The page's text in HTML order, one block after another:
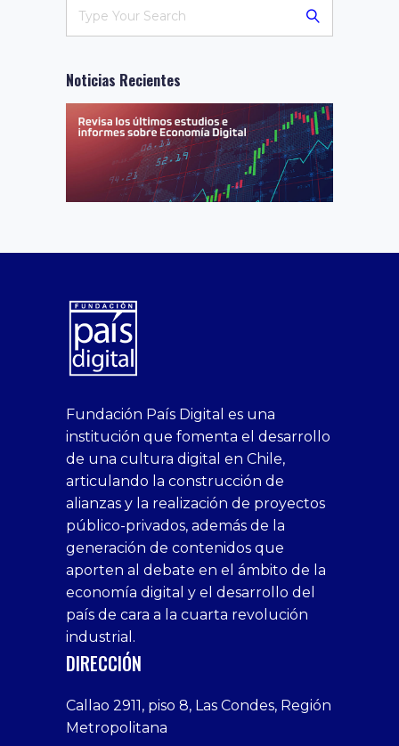
Noticias Recientes
1xbet
canlı
casino
siteleri
bedava
bonus
veren
siteler
1xbet
deneme
bonusu
veren
siteleri
deneme
bonusu
Sikis
siteleri
bonusu
veren
siteler
casino
siteleri
1win
xslot
sahabet
giriş
1xbet
giriş
tarafbet
giriş
bonusu
veren
siteler
deneme
bonusu
Deneme
bonusu
veren
siteler
escort
casino
siteleri
bonusu
bahis
siteleri
Hot
Couple
xxx
homemade
porn
on
webcam
Cumshots
Tits
Free
Amateur
Porn
Xxx
Indian
yenigiris.com
Giriş
bonusu
veren
siteler
deneme
bonusu
veren
siteler
Fundación País Digital es una
institución que fomenta el desarrollo
de una cultura digital en Chile,
articulando la construcción de
alianzas y la realización de proyectos
público-privados, además de la
generación de contenidos que
aporten al debate en el ámbito de la
economía digital y el desarrollo del
país de cara a la cuarta revolución
industrial.
DIRECCIÓN
Callao 2911, piso 8, Las Condes, Región
Metropolitana